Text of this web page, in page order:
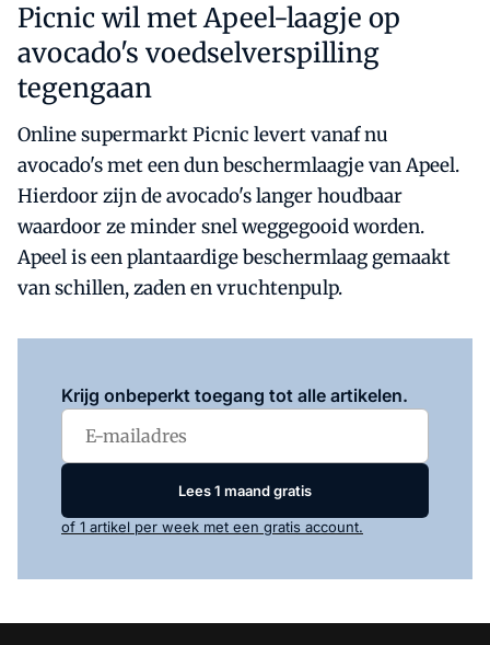
Picnic wil met Apeel-laagje op
avocado's voedselverspilling
tegengaan
Online supermarkt Picnic levert vanaf nu
avocado's met een dun beschermlaagje van Apeel.
Hierdoor zijn de avocado's langer houdbaar
waardoor ze minder snel weggegooid worden.
Apeel is een plantaardige beschermlaag gemaakt
van schillen, zaden en vruchtenpulp.
Krijg onbeperkt toegang tot alle artikelen.
Lees 1 maand gratis
of 1 artikel per week met een gratis account.